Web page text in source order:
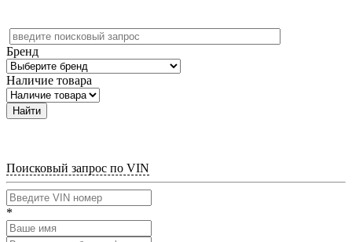
Бренд
Наличие товара
Найти
Поисковый запрос по VIN
*